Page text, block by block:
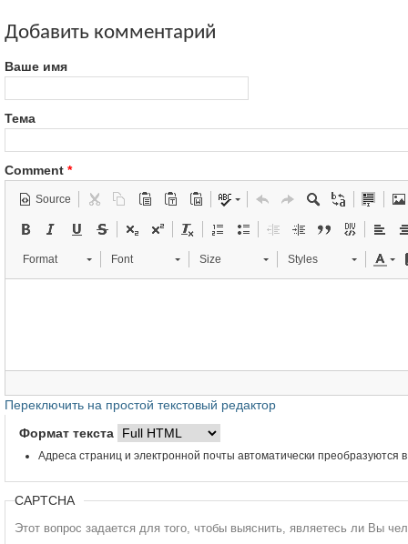
Добавить комментарий
Ваше имя
Тема
Comment *
Source
Format Font Size Styles
Переключить на простой текстовый редактор
Формат текста
Адреса страниц и электронной почты автоматически преобразуются
CAPTCHA
Этот вопрос задается для того, чтобы выяснить, являетесь ли Вы